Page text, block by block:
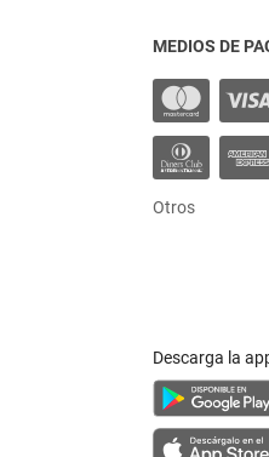
MEDIOS DE
Otros
Descarga la